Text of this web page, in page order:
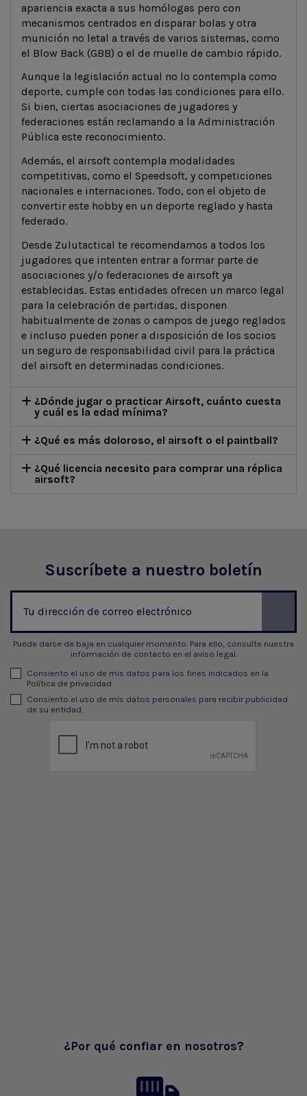
apariencia exacta a sus homólogas pero con
mecanismos centrados en disparar bolas y otra
munición no letal a través de varios sistemas, como
el Blow Back (GBB) o el de muelle de cambio rápido.
Aunque la legislación actual no lo contempla como
deporte, cumple con todas las condiciones para ello.
Si bien, ciertas asociaciones de jugadores y
federaciones están reclamando a la Administración
Pública este reconocimiento.
Además, el airsoft contempla modalidades
competitivas, como el Speedsoft, y competiciones
nacionales e internaciones. Todo, con el objeto de
convertir este hobby en un deporte reglado y hasta
federado.
Desde Zulutactical te recomendamos a todos los
jugadores que intenten entrar a formar parte de
asociaciones y/o federaciones de airsoft ya
establecidas. Estas entidades ofrecen un marco legal
para la celebración de partidas, disponen
habitualmente de zonas o campos de juego reglados
e incluso pueden poner a disposición de los socios
un seguro de responsabilidad civil para la práctica
del airsoft en determinadas condiciones.
¿Dónde jugar o practicar Airsoft, cuánto cuesta
y cuál es la edad mínima?
¿Qué es más doloroso, el airsoft o el paintball?
¿Qué licencia necesito para comprar una réplica
airsoft?
Suscríbete a nuestro boletín
Puede darse de baja en cualquier momento. Para ello, consulte nuestra
información de contacto en el aviso legal.
Consiento el uso de mis datos para los fines indicados en la
Política de privacidad
Consiento el uso de mis datos personales para recibir publicidad
de su entidad.
¿Por qué confiar en nosotros?